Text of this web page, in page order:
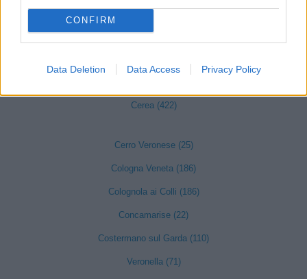
CONFIRM
Data Deletion Data Access Privacy Policy
Castel d'Azzano (189)
Castelnuovo del Garda (347)
Cerea (422)
Cerro Veronese (25)
Cologna Veneta (186)
Colognola ai Colli (186)
Concamarise (22)
Costermano sul Garda (110)
Veronella (71)